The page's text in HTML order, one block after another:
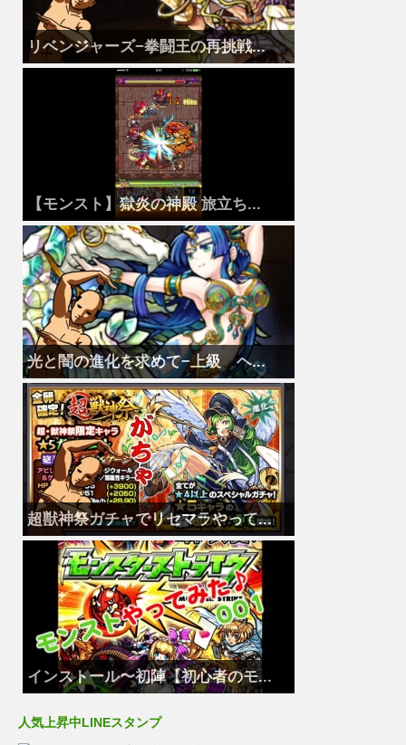
リベンジャーズ−拳闘王の再挑戦...
【モンスト】獄炎の神殿 旅立ち...
光と闇の進化を求めて−上級 ヘ...
超獣神祭ガチャでリセマラやって...
インストール〜初陣【初心者のモ...
人気上昇中LINEスタンプ